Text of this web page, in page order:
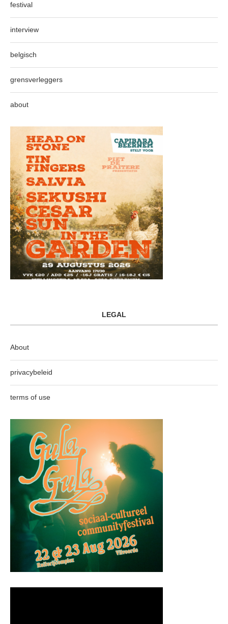
festival
interview
belgisch
grensverleggers
about
LEGAL
About
privacybeleid
terms of use